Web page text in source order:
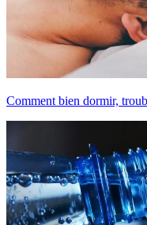
Comment bien dormir,